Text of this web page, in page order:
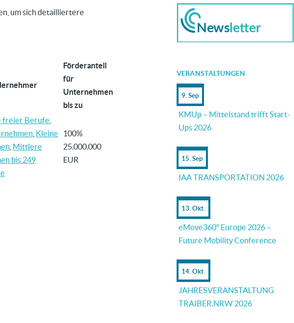
um sich detailliertere
Förderanteil
für
Unternehmen
bis zu
freier Berufe
Kleine
Mittlere
bis 249
100%
25.000.000
EUR
VERANSTALTUNGEN
9. Sep
KMUp – Mittelstand trifft Start-
Ups 2026
15. Sep
IAA TRANSPORTATION 2026
13. Okt.
eMove360° Europe 2026 –
Future Mobility Conference
14. Okt.
JAHRESVERANSTALTUNG
TRAIBER.NRW 2026